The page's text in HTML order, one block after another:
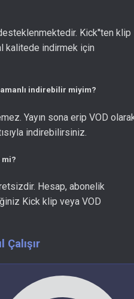
Kick''ten klip
kalitede indirmek için
indirebilir miyim?
Yayın sona erip VOD
indirebilirsiniz.
mi?
Hesap, abonelik
Kick klip veya VOD
Çalışır